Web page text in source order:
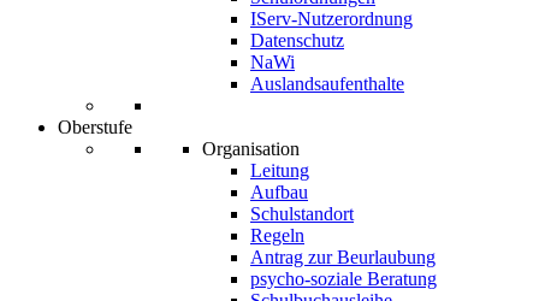
IServ-Nutzerordnung
Datenschutz
NaWi
Auslandsaufenthalte
Oberstufe
Organisation
Leitung
Aufbau
Schulstandort
Regeln
Antrag zur Beurlaubung
psycho-soziale Beratung